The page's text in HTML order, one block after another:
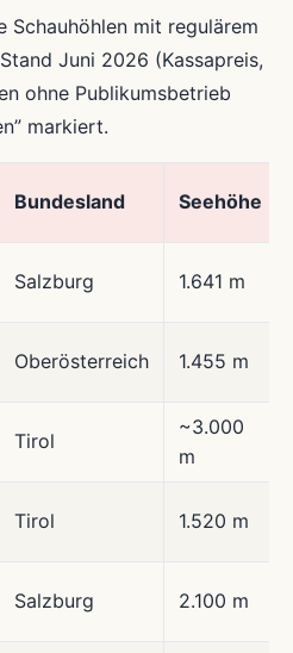
Schauhöhlen mit regulärem
Juni 2026 (Kassapreis,
ohne Publikumsbetrieb
markiert.
Bundesland Seehöhe
Salzburg 1.641 m
Oberösterreich 1.455 m
Tirol
~3.000
m
Tirol 1.520 m
Salzburg 2.100 m